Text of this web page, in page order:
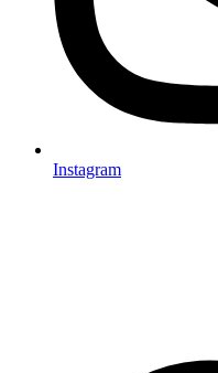
Instagram